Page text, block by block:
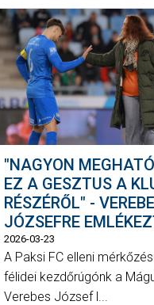
"NAGYON
EZ A GESZTUS A
RÉSZÉRŐL" -
JÓZSEFRE
2026-03-23
A Paksi FC elleni
félidei kezdőrúgónk a
Verebes József l...